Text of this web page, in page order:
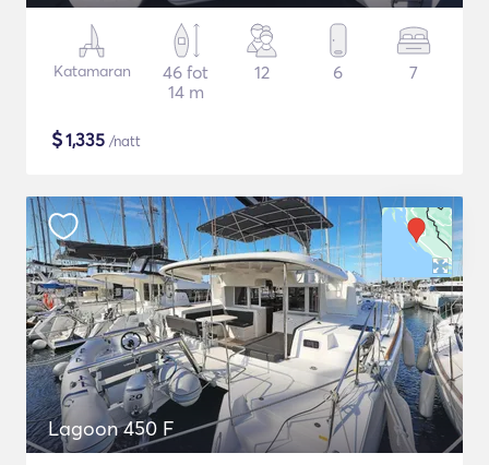
Katamaran
46 fot
14 m
12 6 7
$1,335 /natt
Lagoon 450 F